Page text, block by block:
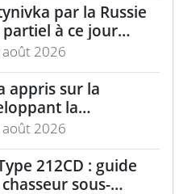
par la Russie
à ce jour
août 2026
appris sur la
la
août 2026
212CD : guide
sous-